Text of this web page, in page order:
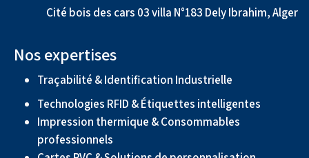
Cité bois des cars 03 villa N°183 Dely Ibrahim, Alger
Nos expertises
Traçabilité & Identification Industrielle
Technologies RFID & Étiquettes intelligentes
Impression thermique & Consommables
professionnels